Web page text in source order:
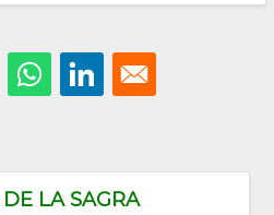
LA SAGRA